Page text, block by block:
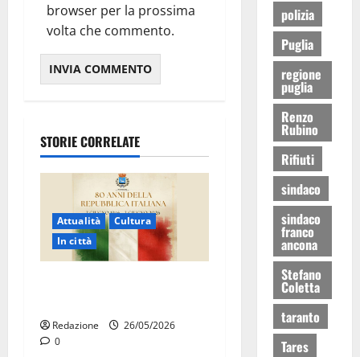
browser per la prossima
volta che commento.
STORIE CORRELATE
Attualità
Cultura
In città
Redazione
26/05/2026
0
polizia
Puglia
regione
puglia
Renzo
Rubino
Rifiuti
sindaco
sindaco
franco
ancona
Stefano
Coletta
taranto
Tares